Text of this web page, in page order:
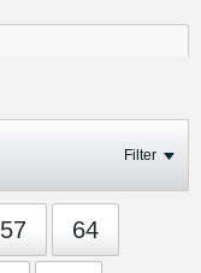
Filter
57 64